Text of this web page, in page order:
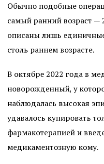
Обычно подобные
самый ранний возраст —
описаны лишь
столь раннем возрасте.
В октябре 2022 года в
новорожденный, у
наблюдалась высокая
удавалось купировать
фармакотерапией и
медикаментозную кому.